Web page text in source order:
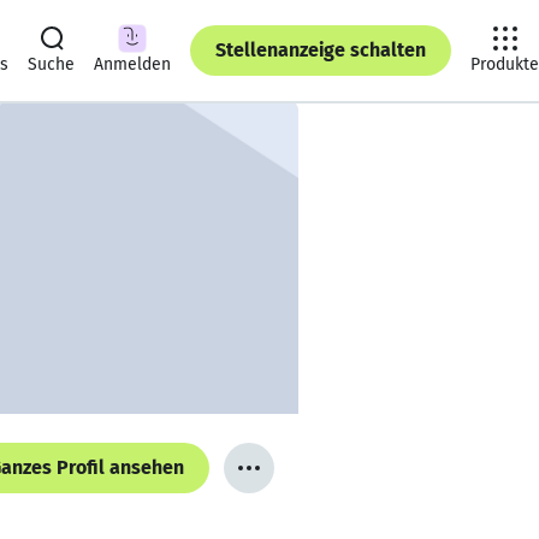
Suche Anmelden
Stellenanzeige schalten
Produkte
Profil ansehen